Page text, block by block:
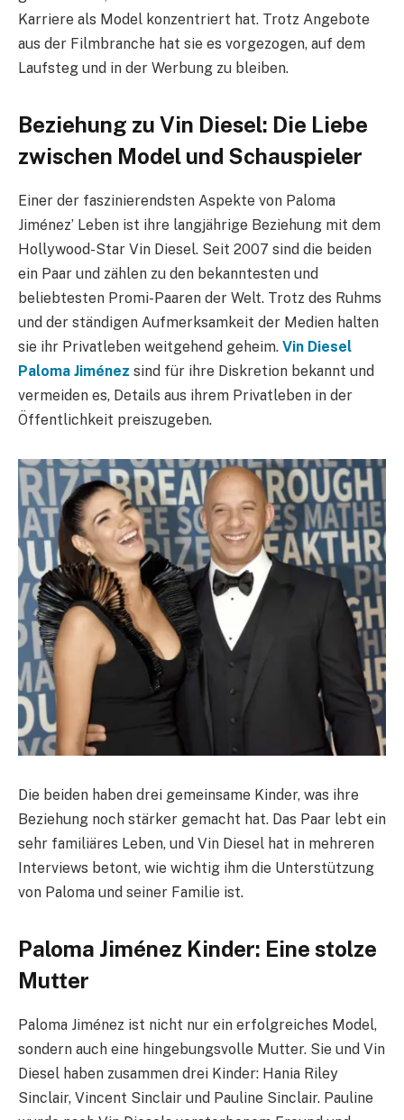
Karriere als Model konzentriert hat. Trotz Angebote
aus der Filmbranche hat sie es vorgezogen, auf dem
Laufsteg und in der Werbung zu bleiben.
Beziehung zu Vin Diesel: Die Liebe
zwischen Model und Schauspieler
Einer der faszinierendsten Aspekte von Paloma
Jiménez’ Leben ist ihre langjährige Beziehung mit dem
Hollywood-Star Vin Diesel. Seit 2007 sind die beiden
ein Paar und zählen zu den bekanntesten und
beliebtesten Promi-Paaren der Welt. Trotz des Ruhms
und der ständigen Aufmerksamkeit der Medien halten
sie ihr Privatleben weitgehend geheim. Vin Diesel
Paloma Jiménez sind für ihre Diskretion bekannt und
vermeiden es, Details aus ihrem Privatleben in der
Öffentlichkeit preiszugeben.
Die beiden haben drei gemeinsame Kinder, was ihre
Beziehung noch stärker gemacht hat. Das Paar lebt ein
sehr familiäres Leben, und Vin Diesel hat in mehreren
Interviews betont, wie wichtig ihm die Unterstützung
von Paloma und seiner Familie ist.
Paloma Jiménez Kinder: Eine stolze
Mutter
Paloma Jiménez ist nicht nur ein erfolgreiches Model,
sondern auch eine hingebungsvolle Mutter. Sie und Vin
Diesel haben zusammen drei Kinder: Hania Riley
Sinclair, Vincent Sinclair und Pauline Sinclair. Pauline